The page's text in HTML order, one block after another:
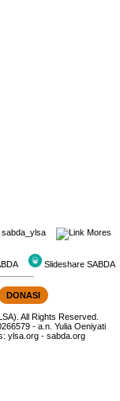
Mores
Slideshare SABDA
DONASI
All Rights Reserved.
- a.n. Yulia Oeniyati
ylsa.org -sabda.org